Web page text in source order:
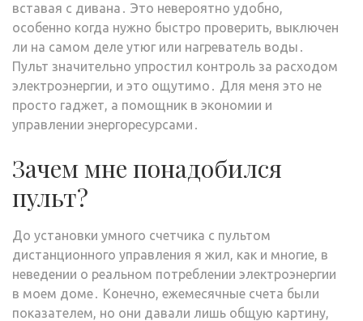
вставая с дивана․ Это невероятно удобно,
особенно когда нужно быстро проверить, выключен
ли на самом деле утюг или нагреватель воды․
Пульт значительно упростил контроль за расходом
электроэнергии, и это ощутимо․ Для меня это не
просто гаджет, а помощник в экономии и
управлении энергоресурсами․
Зачем мне понадобился
пульт?
До установки умного счетчика с пультом
дистанционного управления я жил, как и многие, в
неведении о реальном потреблении электроэнергии
в моем доме․ Конечно, ежемесячные счета были
показателем, но они давали лишь общую картину,